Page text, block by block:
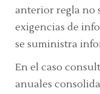
anterior regla no
exigencias de
se suministra
En el caso
anuales